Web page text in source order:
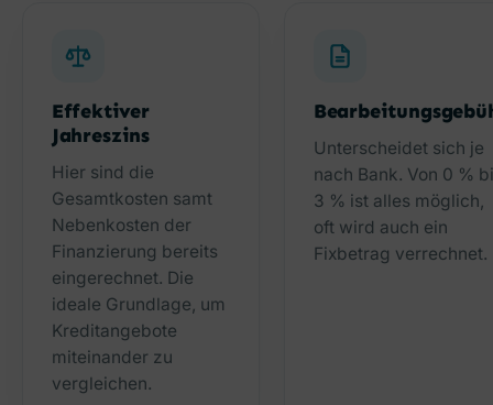
Effektiver
Jahreszins
Hier sind die
Gesamtkosten samt
Nebenkosten der
Finanzierung bereits
eingerechnet. Die
ideale Grundlage, um
Kreditangebote
miteinander zu
vergleichen.
Unterscheidet sich je
nach Bank. Von 0 %
3 % ist alles möglich,
oft wird auch ein
Fixbetrag verrechnet.